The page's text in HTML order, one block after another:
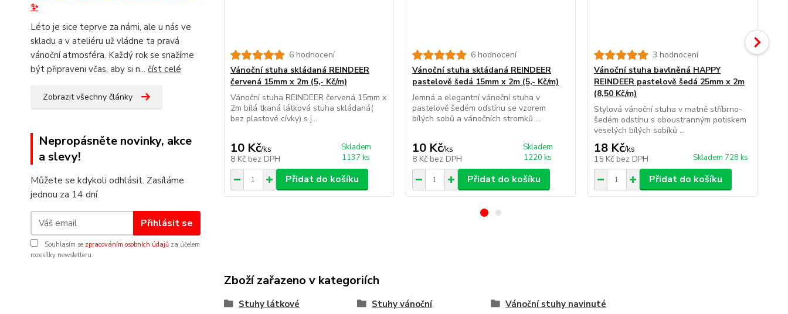
✨
Léto je sice teprve za námi, ale u nás ve
skladu a v ateliéru už vládne ta pravá
vánoční atmosféra. Každý rok se snažíme
být připraveni včas, aby si n... číst celé
Zobrazit všechny články
Nepropásněte novinky, akce
a slevy!
Můžete se kdykoli odhlásit. Zasíláme
jednou za 14 dní.
Přihlásit se
Souhlasím se zpracováním osobních údajů za účelem
rozesílky newsletteru.
6 hodnocení
Vánoční stuha skládaná REINDEER
červená 15mm x 2m (5,- Kč/m)
Vánoční stuha REINDEER červená 15mm x
2m bílá tkaná látková stuha skládaná(
bez plastové cívky) s j...
10 Kč/ks
8 Kč bez DPH
Skladem
1137 ks
Přidat do košíku
6 hodnocení
Vánoční stuha skládaná REINDEER
pastelově šedá 15mm x 2m (5,- Kč/m)
Jemná a elegantní vánoční stuha v
pastelově šedém odstínu se vzorem
bílých sobů a vánočních stromků ...
10 Kč/ks
8 Kč bez DPH
Skladem
1220 ks
Přidat do košíku
3 hodnocení
Vánoční stuha bavlněná HAPPY
REINDEER pastelově šedá 25mm x 2m
(8,50 Kč/m)
Stylová vánoční stuha v matně stříbrno-
šedém odstínu s oboustranným potiskem
veselých bílých sobíků ...
18 Kč/ks
15 Kč bez DPH Skladem 728 ks
Přidat do košíku
Zboží zařazeno v kategoriích
Stuhy látkové Stuhy vánoční
Vánoční stuhy navinuté